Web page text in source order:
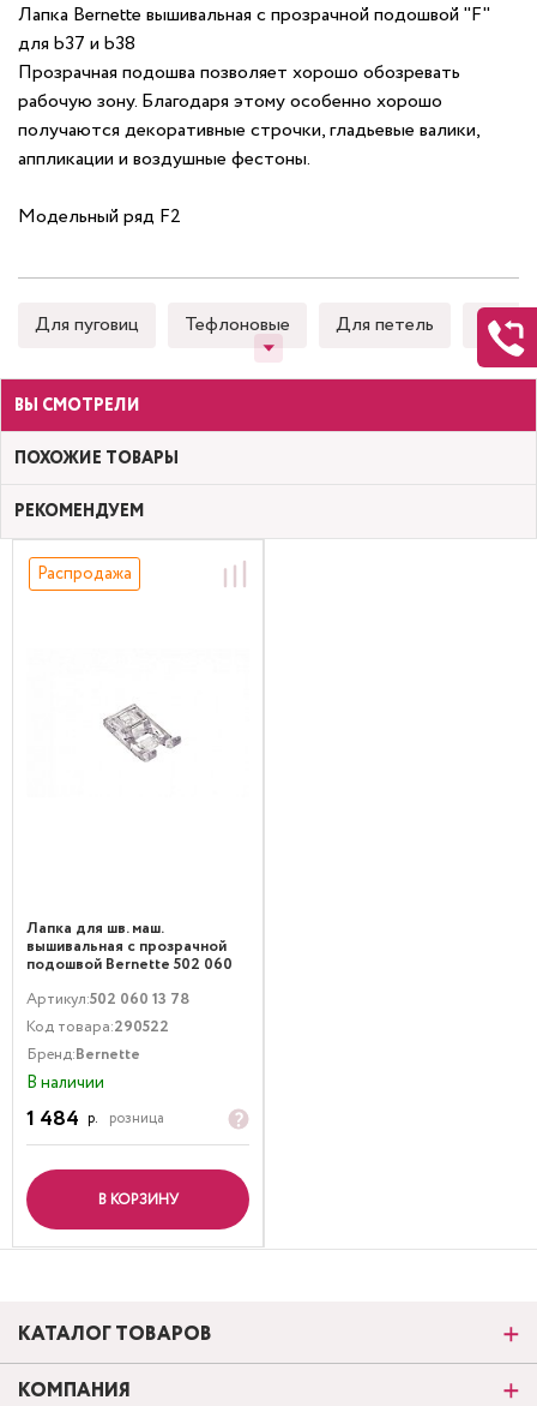
Лапка Bernette вышивальная с прозрачной подошвой "F"
для b37 и b38
Прозрачная подошва позволяет хорошо обозревать
рабочую зону. Благодаря этому особенно хорошо
получаются декоративные строчки, гладьевые валики,
аппликации и воздушные фестоны.
Модельный ряд F2
Для пуговиц Тефлоновые Для петель Для
ВЫ СМОТРЕЛИ
ПОХОЖИЕ ТОВАРЫ
РЕКОМЕНДУЕМ
Распродажа
Лапка для шв. маш.
вышивальная с прозрачной
подошвой Bernette 502 060
Артикул:502 060 13 78
Код товара:290522
Бренд:Bernette
В наличии
1 484 р. розница
В КОРЗИНУ
КАТАЛОГ ТОВАРОВ
КОМПАНИЯ